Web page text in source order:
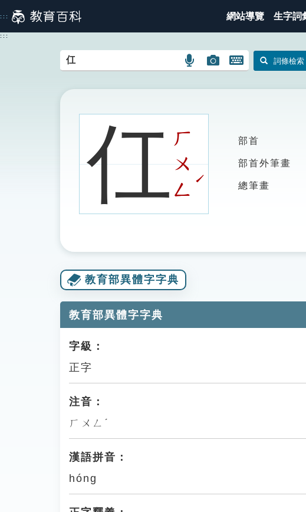
到
主
::: 網站導覽 生字詞
:::
語
搜
圖
示
圖
搜
開
鍵
詞條檢索
仜ㄏ
ㄨ
ㄥ
ˊ
部首
部首外筆畫
總筆畫
教育部異體字字典
教育部異體字字典
字級：
正字
注音：
ㄏㄨㄥˊ
漢語拼音：
hóng